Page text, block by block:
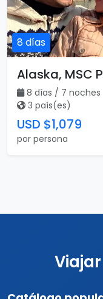
8 días
Alaska, MSC
8 días / 7 noches
3 país(es)
USD $1,079
por persona